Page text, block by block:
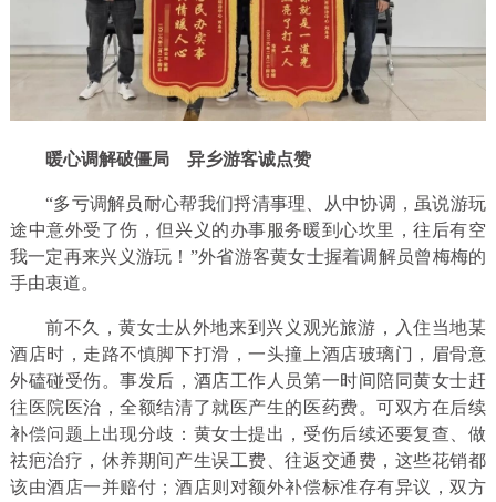
暖心调解破僵局 异乡游客诚点赞
“多亏调解员耐心帮我们捋清事理、从中协调，虽说游玩
途中意外受了伤，但兴义的办事服务暖到心坎里，往后有空
我一定再来兴义游玩！”外省游客黄女士握着调解员曾梅梅的
手由衷道。
前不久，黄女士从外地来到兴义观光旅游，入住当地某
酒店时，走路不慎脚下打滑，一头撞上酒店玻璃门，眉骨意
外磕碰受伤。事发后，酒店工作人员第一时间陪同黄女士赶
往医院医治，全额结清了就医产生的医药费。可双方在后续
补偿问题上出现分歧：黄女士提出，受伤后续还要复查、做
祛疤治疗，休养期间产生误工费、往返交通费，这些花销都
该由酒店一并赔付；酒店则对额外补偿标准存有异议，双方